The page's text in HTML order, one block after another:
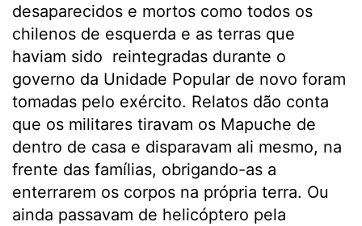
desaparecidos e mortos como todos os
chilenos de esquerda e as terras que
haviam sido reintegradas durante o
governo da Unidade Popular de novo foram
tomadas pelo exército. Relatos dão conta
que os militares tiravam os Mapuche de
dentro de casa e disparavam ali mesmo, na
frente das famílias, obrigando-as a
enterrarem os corpos na própria terra. Ou
ainda passavam de helicóptero pela